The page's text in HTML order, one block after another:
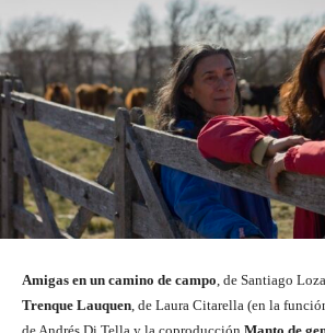
Amigas en un camino de campo, de Santiago
Trenque Lauquen, de Laura Citarella (en la